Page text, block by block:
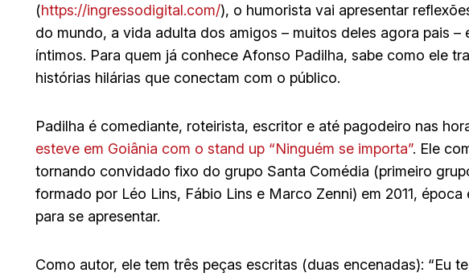
(https://ingressodigital.com/), o humorista vai apresentar
do mundo, a vida adulta dos amigos – muitos deles agora pais –
íntimos. Para quem já conhece Afonso Padilha, sabe como ele
histórias hilárias que conectam com o público.
Padilha é comediante, roteirista, escritor e até pagodeiro nas
esteve em Goiânia com o stand up “Ninguém se importa”. Ele
tornando convidado fixo do grupo Santa Comédia (primeiro
formado por Léo Lins, Fábio Lins e Marco Zenni) em 2011,
para se apresentar.
Como autor, ele tem três peças escritas (duas encenadas): “Eu